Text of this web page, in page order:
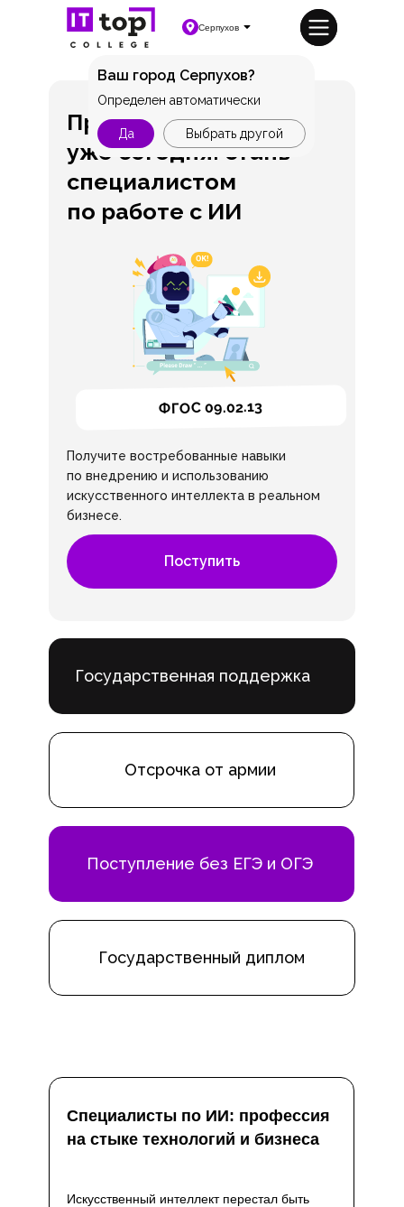
Серпухов
Ваш город Серпухов?
Да Выбрать другой
Определен автоматически
ФГОС 09.02.13
Получите востребованные навыки
по внедрению и использованию
искусственного интеллекта в реальном
бизнесе.
Профессия будущего
уже сегодня: стань
специалистом
по работе с ИИ
Поступить
Государственный диплом
Отсрочка от армии
Государственная поддержка
Поступление без ЕГЭ и ОГЭ
Специалисты по ИИ: профессия
на стыке технологий и бизнеса
Искусственный интеллект перестал быть